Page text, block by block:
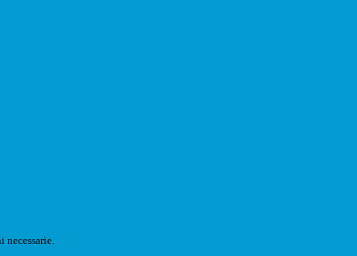
necessarie.